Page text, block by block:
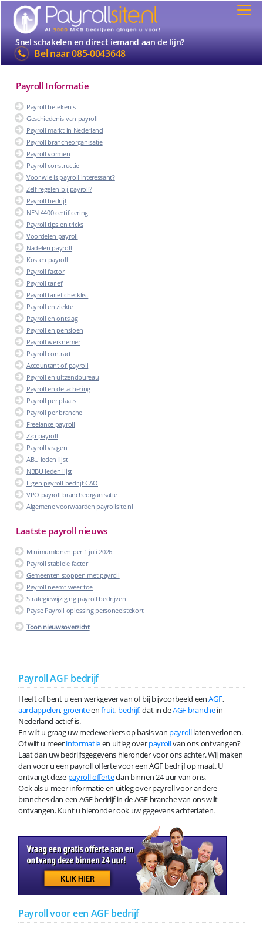
Snel schakelen en direct iemand aan de lijn?
Bel naar085-0043648
Payroll Informatie
Payroll betekenis
Geschiedenis van payroll
Payroll markt in Nederland
Payroll brancheorganisatie
Payroll vormen
Payroll constructie
Voor wie is payroll interessant?
Zelf regelen bij payroll?
Payroll bedrijf
NEN 4400 certificering
Payroll tips en tricks
Voordelen payroll
Nadelen payroll
Kosten payroll
Payroll factor
Payroll tarief
Payroll tarief checklist
Payroll en ziekte
Payroll en ontslag
Payroll en pensioen
Payroll werknemer
Payroll contract
Accountant of payroll
Payroll en uitzendbureau
Payroll en detachering
Payroll per plaats
Payroll per branche
Freelance payroll
Zzp payroll
Payroll vragen
ABU leden lijst
NBBU leden lijst
Eigen payroll bedrijf CAO
VPO payroll brancheorganisatie
Algemene voorwaarden payrollsite.nl
Laatste payroll nieuws
Minimumlonen per 1 juli 2026
Payroll stabiele factor
Gemeenten stoppen met payroll
Payroll neemt weer toe
Strategiewijziging payroll bedrijven
Payse Payroll oplossing personeelstekort
Toon nieuwsoverzicht
Payroll AGF bedrijf
Heeft of bent u een werkgever van of bij bijvoorbeeld eenAGF,
aardappelen,groenteenfruit,bedrijf, dat in deAGF branchein
Nederland actief is.
En wilt u graag uw medewerkers op basis van payrolllaten verlonen.
Of wilt u meerinformatieen uitleg overpayrollvan ons ontvangen?
Laat dan uw bedrijfsgegevens hieronder voor ons achter. Wij maken
dan voor u een payroll offerte voor een AGF bedrijf op maat. U
ontvangt deze payroll offertedan binnen 24 uur van ons.
Ook als u meer informatie en uitleg over payroll voor andere
branches dan een AGF bedrijf in de AGF branche van ons wilt
ontvangen. Kunt u hieronder ook uw gegevens achterlaten.
Payroll voor een AGF bedrijf